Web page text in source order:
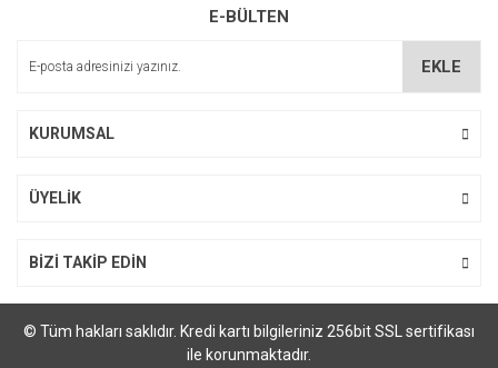
Ürün açıklamasında eksik bilgiler bulunuyor.
E-BÜLTEN
EKLE
KURUMSAL
ÜYELİK
BİZİ TAKİP EDİN
© Tüm hakları saklıdır. Kredi kartı bilgileriniz 256bit SSL sertifikası
ile korunmaktadır.